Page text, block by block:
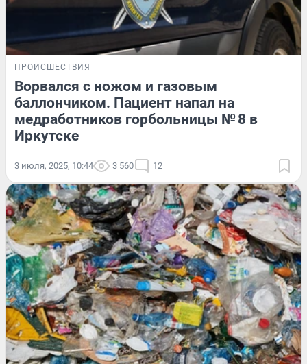
ПРОИСШЕСТВИЯ
Ворвался с ножом и газовым
баллончиком. Пациент напал на
медработников горбольницы № 8 в
Иркутске
3 июля, 2025, 10:44 3 560 12